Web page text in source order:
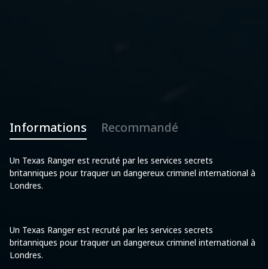
Informations Recommandé
Un Texas Ranger est recruté par les services secrets
britanniques pour traquer un dangereux criminel international à
Londres.
Un Texas Ranger est recruté par les services secrets
britanniques pour traquer un dangereux criminel international à
Londres.